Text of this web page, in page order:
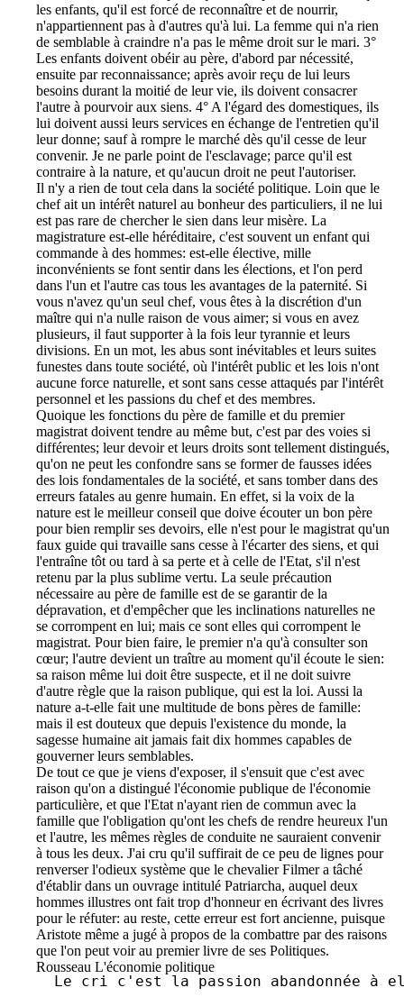
les enfants, qu'il est forcé de reconnaître et de nourrir,
n'appartiennent pas à d'autres qu'à lui. La femme qui n'a rien
de semblable à craindre n'a pas le même droit sur le mari. 3°
Les enfants doivent obéir au père, d'abord par nécessité,
ensuite par reconnaissance; après avoir reçu de lui leurs
besoins durant la moitié de leur vie, ils doivent consacrer
l'autre à pourvoir aux siens. 4° A l'égard des domestiques, ils
lui doivent aussi leurs services en échange de l'entretien qu'il
leur donne; sauf à rompre le marché dès qu'il cesse de leur
convenir. Je ne parle point de l'esclavage; parce qu'il est
contraire à la nature, et qu'aucun droit ne peut l'autoriser.
Il n'y a rien de tout cela dans la société politique. Loin que le
chef ait un intérêt naturel au bonheur des particuliers, il ne lui
est pas rare de chercher le sien dans leur misère. La
magistrature est-elle héréditaire, c'est souvent un enfant qui
commande à des hommes: est-elle élective, mille
inconvénients se font sentir dans les élections, et l'on perd
dans l'un et l'autre cas tous les avantages de la paternité. Si
vous n'avez qu'un seul chef, vous êtes à la discrétion d'un
maître qui n'a nulle raison de vous aimer; si vous en avez
plusieurs, il faut supporter à la fois leur tyrannie et leurs
divisions. En un mot, les abus sont inévitables et leurs suites
funestes dans toute société, où l'intérêt public et les lois n'ont
aucune force naturelle, et sont sans cesse attaqués par l'intérêt
personnel et les passions du chef et des membres.
Quoique les fonctions du père de famille et du premier
magistrat doivent tendre au même but, c'est par des voies si
différentes; leur devoir et leurs droits sont tellement distingués,
qu'on ne peut les confondre sans se former de fausses idées
des lois fondamentales de la société, et sans tomber dans des
erreurs fatales au genre humain. En effet, si la voix de la
nature est le meilleur conseil que doive écouter un bon père
pour bien remplir ses devoirs, elle n'est pour le magistrat qu'un
faux guide qui travaille sans cesse à l'écarter des siens, et qui
l'entraîne tôt ou tard à sa perte et à celle de l'Etat, s'il n'est
retenu par la plus sublime vertu. La seule précaution
nécessaire au père de famille est de se garantir de la
dépravation, et d'empêcher que les inclinations naturelles ne
se corrompent en lui; mais ce sont elles qui corrompent le
magistrat. Pour bien faire, le premier n'a qu'à consulter son
cœur; l'autre devient un traître au moment qu'il écoute le sien:
sa raison même lui doit être suspecte, et il ne doit suivre
d'autre règle que la raison publique, qui est la loi. Aussi la
nature a-t-elle fait une multitude de bons pères de famille:
mais il est douteux que depuis l'existence du monde, la
sagesse humaine ait jamais fait dix hommes capables de
gouverner leurs semblables.
De tout ce que je viens d'exposer, il s'ensuit que c'est avec
raison qu'on a distingué l'économie publique de l'économie
particulière, et que l'Etat n'ayant rien de commun avec la
famille que l'obligation qu'ont les chefs de rendre heureux l'un
et l'autre, les mêmes règles de conduite ne sauraient convenir
à tous les deux. J'ai cru qu'il suffirait de ce peu de lignes pour
renverser l'odieux système que le chevalier Filmer a tâché
d'établir dans un ouvrage intitulé Patriarcha, auquel deux
hommes illustres ont fait trop d'honneur en écrivant des livres
pour le réfuter: au reste, cette erreur est fort ancienne, puisque
Aristote même a jugé à propos de la combattre par des raisons
que l'on peut voir au premier livre de ses Politiques.
Rousseau L'économie politique
Le cri c'est la passion abandonnée à